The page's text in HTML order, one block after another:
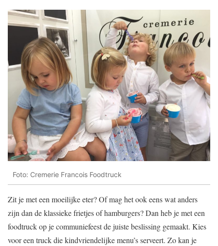
Foto: Cremerie Francois Foodtruck
Zit je met een moeilijke eter? Of mag het ook eens wat anders
zijn dan de klassieke frietjes of hamburgers? Dan heb je met een
foodtruck op je communiefeest de juiste beslissing gemaakt. Kies
voor een truck die kindvriendelijke menu’s serveert. Zo kan je